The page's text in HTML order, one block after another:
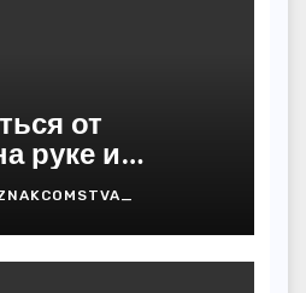
от
руке и